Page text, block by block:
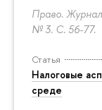
Право.
№ 3. С. 56-77.
Статья
Налоговые
среде